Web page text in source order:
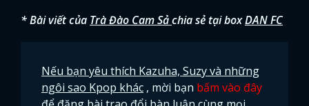
x
* Bài viết của Trà Đào Cam Sảchia sẻ tại boxDAN FC
Nếu bạn yêu thích Kazuha, Suzy và những
ngôi sao Kpop khác , mời bạn bấm vào đây